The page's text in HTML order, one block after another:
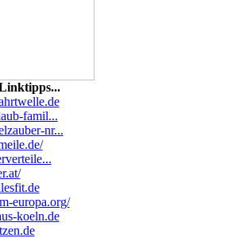
famil...
nr...
europa.org/
koeln.de